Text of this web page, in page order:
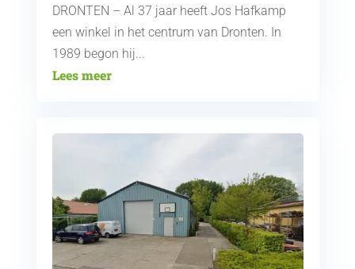
DRONTEN – Al 37 jaar heeft Jos Hafkamp
een winkel in het centrum van Dronten. In
1989 begon hij...
Lees meer